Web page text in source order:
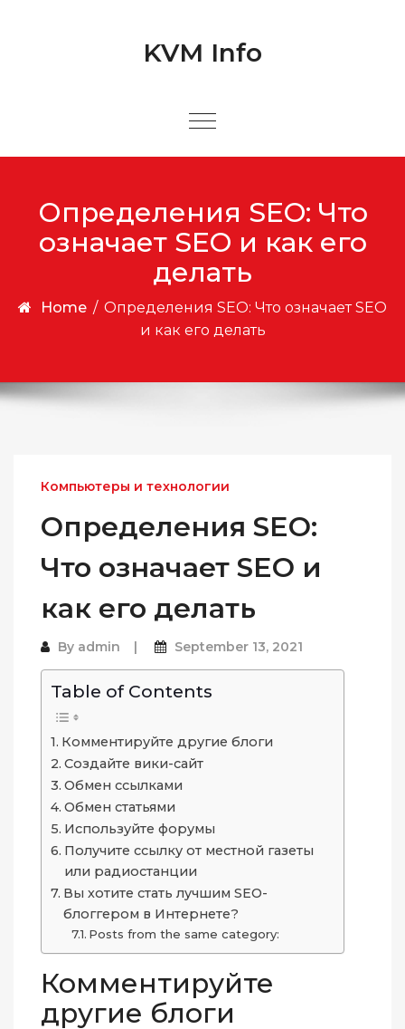
KVM Info
Определения SEO: Что
означает SEO и как его
делать
Home / Определения SEO: Что означает SEO
и как его делать
Компьютеры и технологии
Определения SEO:
Что означает SEO и
как его делать
By admin September 13, 2021
Table of Contents
Комментируйте другие блоги
Создайте вики-сайт
Обмен ссылками
Обмен статьями
Используйте форумы
Получите ссылку от местной газеты
или радиостанции
Вы хотите стать лучшим SEO-
блоггером в Интернете?
Posts from the same category:
Комментируйте
другие блоги